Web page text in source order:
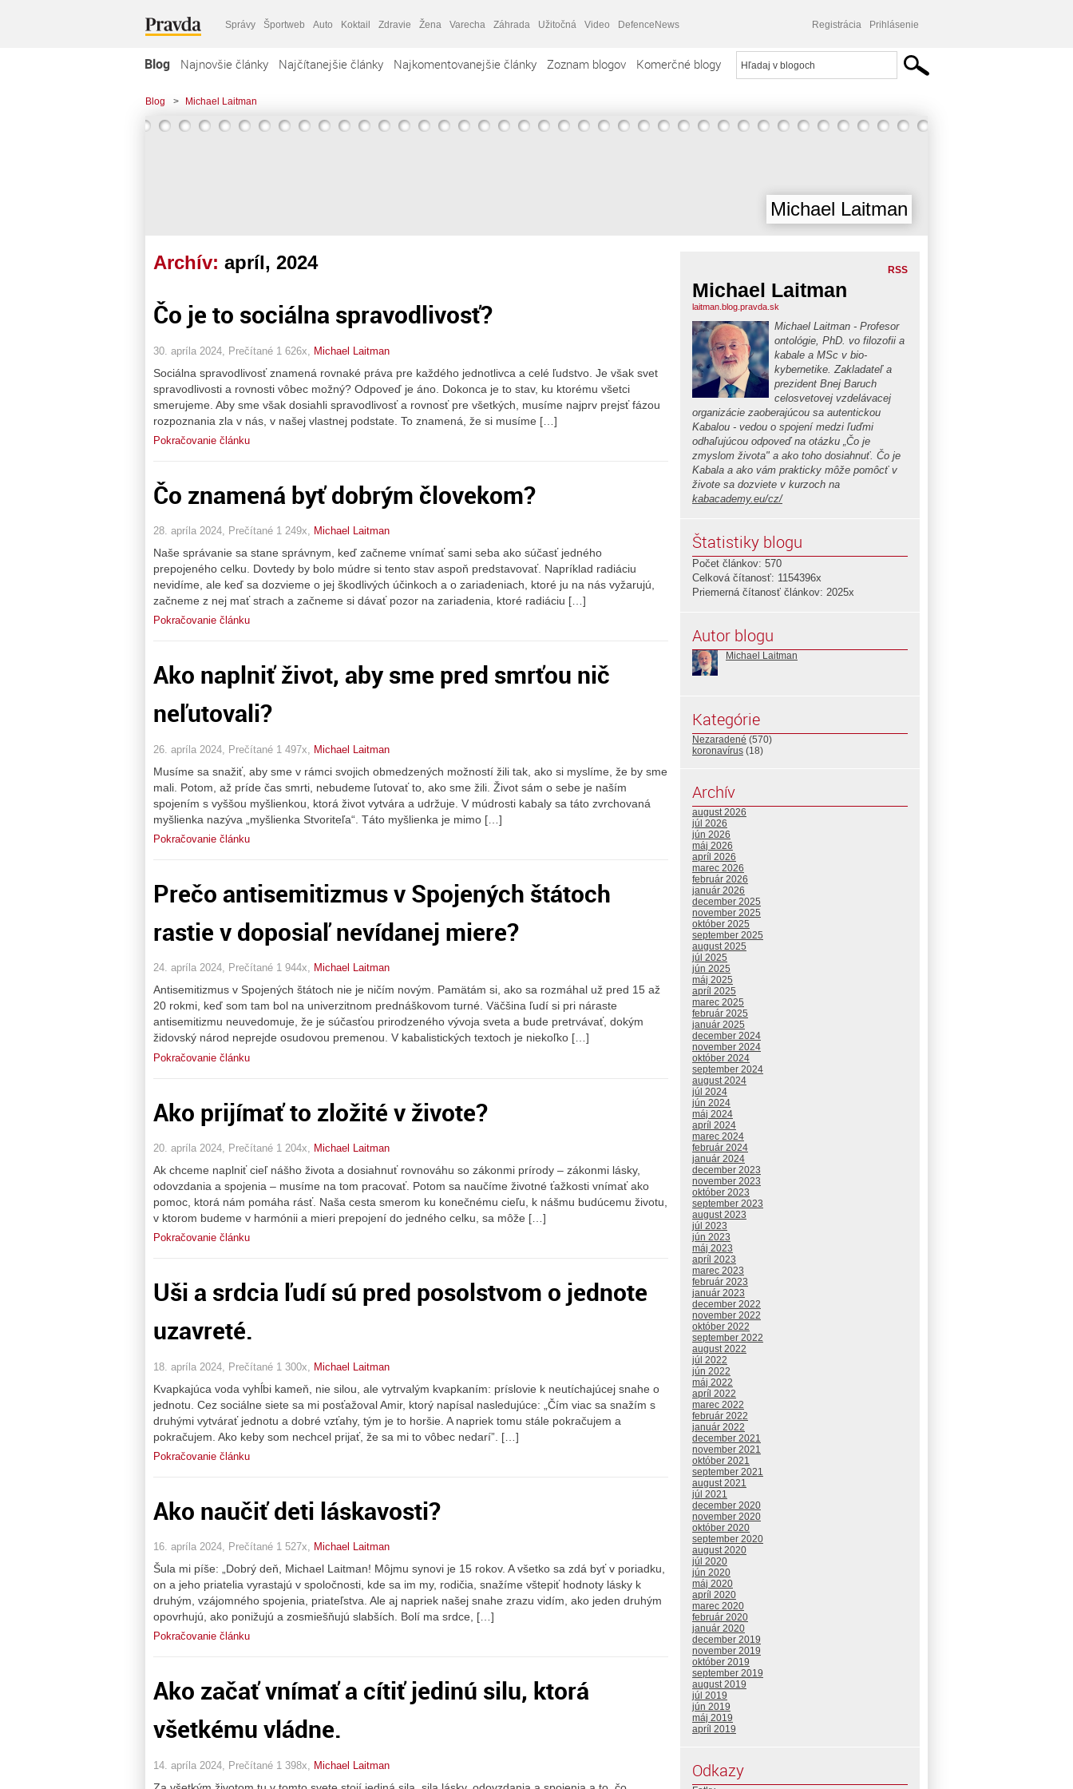
Správy Športweb Auto Koktail Zdravie Žena Varecha Záhrada Užitočná Video DefenceNews Registrácia Prihlásenie
Blog Najnovšie články Najčítanejšie články Najkomentovanejšie články Zoznam blogov Komerčné blogy
Blog > Michael Laitman
Michael Laitman
Archív: apríl, 2024
Čo je to sociálna spravodlivosť?
30. apríla 2024, Prečítané 1 626x, Michael Laitman
Sociálna spravodlivosť znamená rovnaké práva pre každého jednotlivca a celé ľudstvo. Je však svet
spravodlivosti a rovnosti vôbec možný? Odpoveď je áno. Dokonca je to stav, ku ktorému všetci
smerujeme. Aby sme však dosiahli spravodlivosť a rovnosť pre všetkých, musíme najprv prejsť fázou
rozpoznania zla v nás, v našej vlastnej podstate. To znamená, že si musíme […]
Pokračovanie článku
Čo znamená byť dobrým človekom?
28. apríla 2024, Prečítané 1 249x, Michael Laitman
Naše správanie sa stane správnym, keď začneme vnímať sami seba ako súčasť jedného
prepojeného celku. Dovtedy by bolo múdre si tento stav aspoň predstavovať. Napríklad radiáciu
nevidíme, ale keď sa dozvieme o jej škodlivých účinkoch a o zariadeniach, ktoré ju na nás vyžarujú,
začneme z nej mať strach a začneme si dávať pozor na zariadenia, ktoré radiáciu […]
Pokračovanie článku
Ako naplniť život, aby sme pred smrťou nič
neľutovali?
26. apríla 2024, Prečítané 1 497x, Michael Laitman
Musíme sa snažiť, aby sme v rámci svojich obmedzených možností žili tak, ako si myslíme, že by sme
mali. Potom, až príde čas smrti, nebudeme ľutovať to, ako sme žili. Život sám o sebe je naším
spojením s vyššou myšlienkou, ktorá život vytvára a udržuje. V múdrosti kabaly sa táto zvrchovaná
myšlienka nazýva „myšlienka Stvoriteľa“. Táto myšlienka je mimo […]
Pokračovanie článku
Prečo antisemitizmus v Spojených štátoch
rastie v doposiaľ nevídanej miere?
24. apríla 2024, Prečítané 1 944x, Michael Laitman
Antisemitizmus v Spojených štátoch nie je ničím novým. Pamätám si, ako sa rozmáhal už pred 15 až
20 rokmi, keď som tam bol na univerzitnom prednáškovom turné. Väčšina ľudí si pri náraste
antisemitizmu neuvedomuje, že je súčasťou prirodzeného vývoja sveta a bude pretrvávať, dokým
židovský národ neprejde osudovou premenou. V kabalistických textoch je niekoľko […]
Pokračovanie článku
Ako prijímať to zložité v živote?
20. apríla 2024, Prečítané 1 204x, Michael Laitman
Ak chceme naplniť cieľ nášho života a dosiahnuť rovnováhu so zákonmi prírody – zákonmi lásky,
odovzdania a spojenia – musíme na tom pracovať. Potom sa naučíme životné ťažkosti vnímať ako
pomoc, ktorá nám pomáha rásť. Naša cesta smerom ku konečnému cieľu, k nášmu budúcemu životu,
v ktorom budeme v harmónii a mieri prepojení do jedného celku, sa môže […]
Pokračovanie článku
Uši a srdcia ľudí sú pred posolstvom o jednote
uzavreté.
18. apríla 2024, Prečítané 1 300x, Michael Laitman
Kvapkajúca voda vyhĺbi kameň, nie silou, ale vytrvalým kvapkaním: príslovie k neutíchajúcej snahe o
jednotu. Cez sociálne siete sa mi posťažoval Amir, ktorý napísal nasledujúce: „Čím viac sa snažím s
druhými vytvárať jednotu a dobré vzťahy, tým je to horšie. A napriek tomu stále pokračujem a
pokračujem. Ako keby som nechcel prijať, že sa mi to vôbec nedarí”. […]
Pokračovanie článku
Ako naučiť deti láskavosti?
16. apríla 2024, Prečítané 1 527x, Michael Laitman
Šula mi píše: „Dobrý deň, Michael Laitman! Môjmu synovi je 15 rokov. A všetko sa zdá byť v poriadku,
on a jeho priatelia vyrastajú v spoločnosti, kde sa im my, rodičia, snažíme vštepiť hodnoty lásky k
druhým, vzájomného spojenia, priateľstva. Ale aj napriek našej snahe zrazu vidím, ako jeden druhým
opovrhujú, ako ponižujú a zosmiešňujú slabších. Bolí ma srdce, […]
Pokračovanie článku
Ako začať vnímať a cítiť jedinú silu, ktorá
všetkému vládne.
14. apríla 2024, Prečítané 1 398x, Michael Laitman
RSS
Michael Laitman
laitman.blog.pravda.sk
Michael Laitman - Profesor
ontológie, PhD. vo filozofii a
kabale a MSc v bio-
kybernetike. Zakladateľ a
prezident Bnej Baruch
celosvetovej vzdelávacej
organizácie zaoberajúcou sa autentickou
Kabalou - vedou o spojení medzi ľuďmi
odhaľujúcou odpoveď na otázku „Čo je
zmyslom života" a ako toho dosiahnuť. Čo je
Kabala a ako vám prakticky môže pomôcť v
živote sa dozviete v kurzoch na
kabacademy.eu/cz/
Štatistiky blogu
Počet článkov: 570
Celková čítanosť: 1154396x
Priemerná čítanosť článkov: 2025x
Autor blogu
Michael Laitman
Kategórie
Nezaradené (570)
koronavírus (18)
Archív
august 2026
júl 2026
jún 2026
máj 2026
apríl 2026
marec 2026
február 2026
január 2026
december 2025
november 2025
október 2025
september 2025
august 2025
júl 2025
jún 2025
máj 2025
apríl 2025
marec 2025
február 2025
január 2025
december 2024
november 2024
október 2024
september 2024
august 2024
júl 2024
jún 2024
máj 2024
apríl 2024
marec 2024
február 2024
január 2024
december 2023
november 2023
október 2023
september 2023
august 2023
júl 2023
jún 2023
máj 2023
apríl 2023
marec 2023
február 2023
január 2023
december 2022
november 2022
október 2022
september 2022
august 2022
júl 2022
jún 2022
máj 2022
apríl 2022
marec 2022
február 2022
január 2022
december 2021
november 2021
október 2021
september 2021
august 2021
júl 2021
december 2020
november 2020
október 2020
september 2020
august 2020
júl 2020
jún 2020
máj 2020
apríl 2020
marec 2020
február 2020
január 2020
december 2019
november 2019
október 2019
september 2019
august 2019
júl 2019
jún 2019
máj 2019
apríl 2019
Odkazy